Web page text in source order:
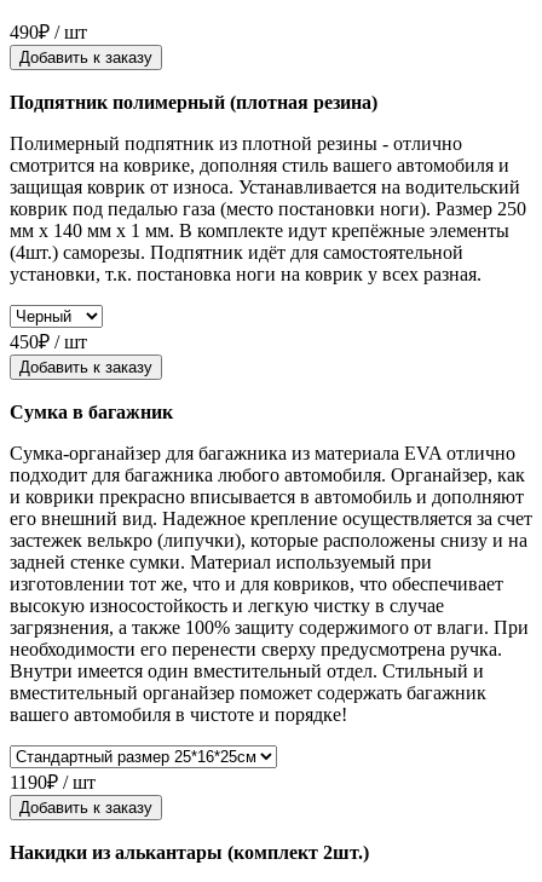
490₽ / шт
Добавить к заказу
Подпятник полимерный (плотная резина)
Полимерный подпятник из плотной резины - отлично
смотрится на коврике, дополняя стиль вашего автомобиля и
защищая коврик от износа. Устанавливается на водительский
коврик под педалью газа (место постановки ноги). Размер 250
мм x 140 мм x 1 мм. В комплекте идут крепёжные элементы
(4шт.) саморезы. Подпятник идёт для самостоятельной
установки, т.к. постановка ноги на коврик у всех разная.
450₽ / шт
Добавить к заказу
Сумка в багажник
Сумка-органайзер для багажника из материала EVA отлично
подходит для багажника любого автомобиля. Органайзер, как
и коврики прекрасно вписывается в автомобиль и дополняют
его внешний вид. Надежное крепление осуществляется за счет
застежек велькро (липучки), которые расположены снизу и на
задней стенке сумки. Материал используемый при
изготовлении тот же, что и для ковриков, что обеспечивает
высокую износостойкость и легкую чистку в случае
загрязнения, а также 100% защиту содержимого от влаги. При
необходимости его перенести сверху предусмотрена ручка.
Внутри имеется один вместительный отдел. Стильный и
вместительный органайзер поможет содержать багажник
вашего автомобиля в чистоте и порядке!
1190₽ / шт
Добавить к заказу
Накидки из алькантары (комплект 2шт.)